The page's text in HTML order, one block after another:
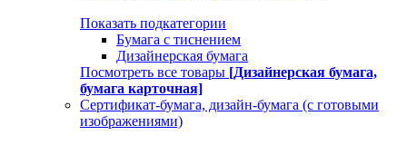
Показать подкатегории
Бумага с тиснением
Дизайнерская бумага
Посмотреть все товары [Дизайнерская бумага,
бумага карточная]
Сертификат-бумага, дизайн-бумага (с готовыми
изображениями)